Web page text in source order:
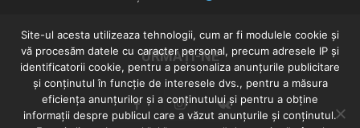
URMAȚI-NE
Site-ul acesta utilizeaza tehnologii, cum ar fi modulele cookie și
vă procesăm datele cu caracter personal, precum adresele IP și
identificatorii cookie, pentru a personaliza anunțurile publicitare
și conținutul în funcție de interesele dvs., pentru a măsura
eficiența anunțurilor și a conținutului și pentru a obține
informații despre publicul care a văzut anunțurile și conținutul.